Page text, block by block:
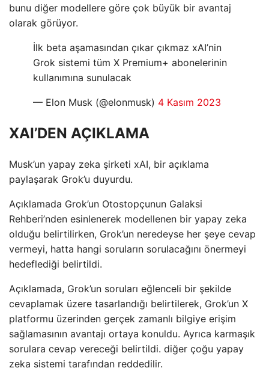
bunu diğer modellere göre çok büyük bir avantaj
olarak görüyor.
İlk beta aşamasından çıkar çıkmaz xAI’nin
Grok sistemi tüm X Premium+ abonelerinin
kullanımına sunulacak
— Elon Musk (@elonmusk) 4 Kasım 2023
XAI’DEN AÇIKLAMA
Musk’un yapay zeka şirketi xAI, bir açıklama
paylaşarak Grok’u duyurdu.
Açıklamada Grok’un Otostopçunun Galaksi
Rehberi’nden esinlenerek modellenen bir yapay zeka
olduğu belirtilirken, Grok’un neredeyse her şeye cevap
vermeyi, hatta hangi soruların sorulacağını önermeyi
hedeflediği belirtildi.
Açıklamada, Grok’un soruları eğlenceli bir şekilde
cevaplamak üzere tasarlandığı belirtilerek, Grok’un X
platformu üzerinden gerçek zamanlı bilgiye erişim
sağlamasının avantajı ortaya konuldu. Ayrıca karmaşık
sorulara cevap vereceği belirtildi. diğer çoğu yapay
zeka sistemi tarafından reddedilir.